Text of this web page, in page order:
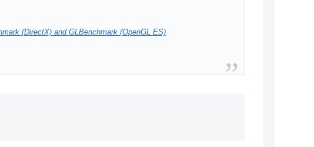
(DirectX) and GLBenchmark (OpenGL ES)